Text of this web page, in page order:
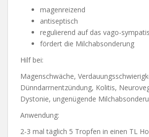
magenreizend
antiseptisch
regulierend auf das vago-
fördert die Milchabsonderung
Hilf bei:
Magenschwäche,
Dünndarrnentzündung, Kolitis,
Dystonie, ungenügende
Anwendung:
2-3 mal täglich 5 Tropfen in einen TL